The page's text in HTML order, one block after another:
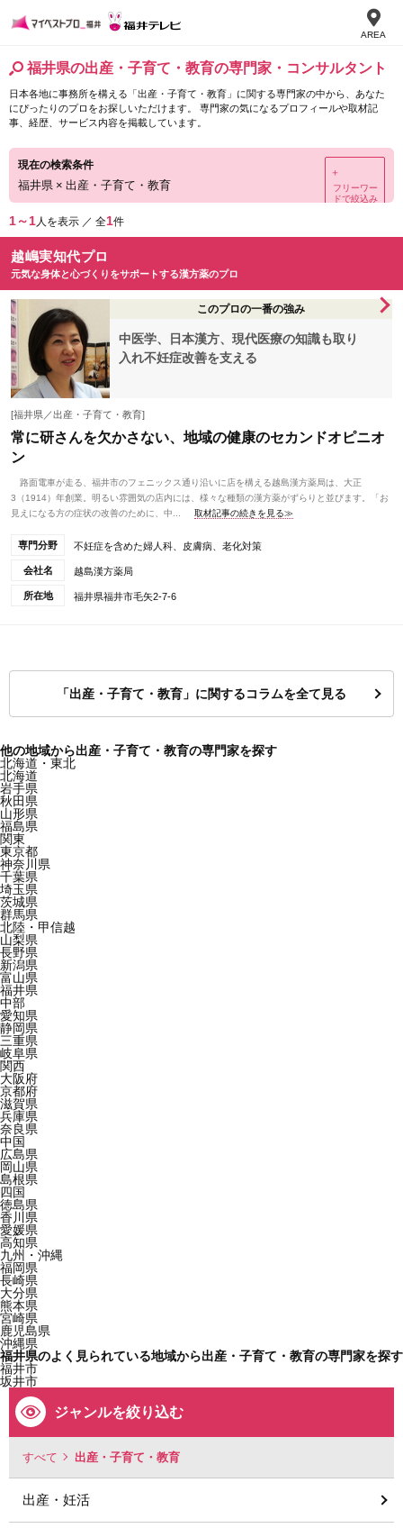
AREA
福井県の出産・子育て・教育の専門家・コンサルタント
日本各地に事務所を構える「出産・子育て・教育」に関する専門家の中から、あなた
にぴったりのプロをお探しいただけます。 専門家の気になるプロフィールや取材記
事、経歴、サービス内容を掲載しています。
現在の検索条件
福井県 × 出産・子育て・教育
＋
フリーワー
ドで絞込み
1～1人を表示 ／ 全1件
越嶋実知代プロ
元気な身体と心づくりをサポートする漢方薬のプロ
このプロの一番の強み
中医学、日本漢方、現代医療の知識も取り
入れ不妊症改善を支える
[福井県／出産・子育て・教育]
常に研さんを欠かさない、地域の健康のセカンドオピニオ
ン
路面電車が走る、福井市のフェニックス通り沿いに店を構える越島漢方薬局は、大正
3（1914）年創業。明るい雰囲気の店内には、様々な種類の漢方薬がずらりと並びます。「お
見えになる方の症状の改善のために、中...
取材記事の続きを見る≫
専門分野 不妊症を含めた婦人科、皮膚病、老化対策
会社名 越島漢方薬局
所在地 福井県福井市毛矢2-7-6
「出産・子育て・教育」に関するコラムを全て見る
他の地域から出産・子育て・教育の専門家を探す
北海道・東北
北海道
岩手県
秋田県
山形県
福島県
関東
東京都
神奈川県
千葉県
埼玉県
茨城県
群馬県
北陸・甲信越
山梨県
長野県
新潟県
富山県
福井県
中部
愛知県
静岡県
三重県
岐阜県
関西
大阪府
京都府
滋賀県
兵庫県
奈良県
中国
広島県
岡山県
島根県
四国
徳島県
香川県
愛媛県
高知県
九州・沖縄
福岡県
長崎県
大分県
熊本県
宮崎県
鹿児島県
沖縄県
福井県のよく見られている地域から出産・子育て・教育の専門家を探す
福井市
坂井市
ジャンルを絞り込む
すべて 出産・子育て・教育
出産・妊活